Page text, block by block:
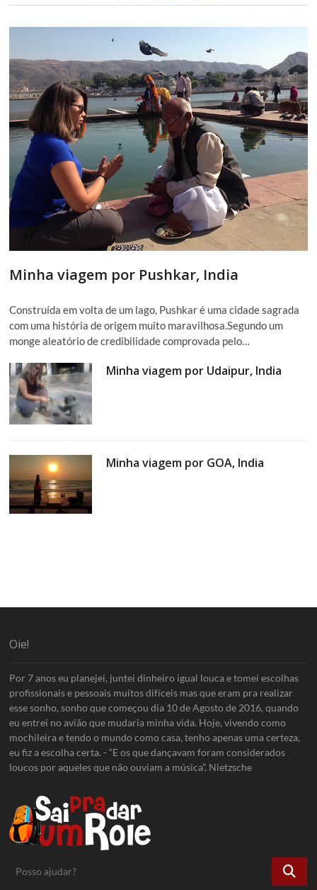
Minha viagem por Pushkar, India
Construída em volta de um lago, Pushkar é uma cidade sagrada
com uma história de origem muito maravilhosa.Segundo um
monge aleatório de credibilidade comprovada pelo…
Minha viagem por Udaipur, India
Minha viagem por GOA, India
Oie!
Por 7 anos eu planejei, juntei dinheiro igual louca e tomei escolhas
profissionais e pessoais muitos difíceis mas que eram pra realizar
esse sonho, sonho que começou dia 10 de Agosto de 2016, quando
eu entrei no avião que mudaria minha vida. Hoje, vivendo como
mochileira e tendo o mundo como casa, tenho apenas uma certeza,
eu fiz a escolha certa. - “E os que dançavam foram considerados
loucos por aqueles que não ouviam a música”. Nietzsche
Posso
ajudar?